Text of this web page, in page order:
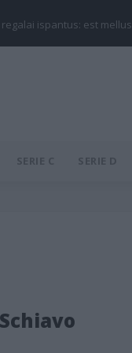
regalai ispantus: est
SERIE C SERIE D